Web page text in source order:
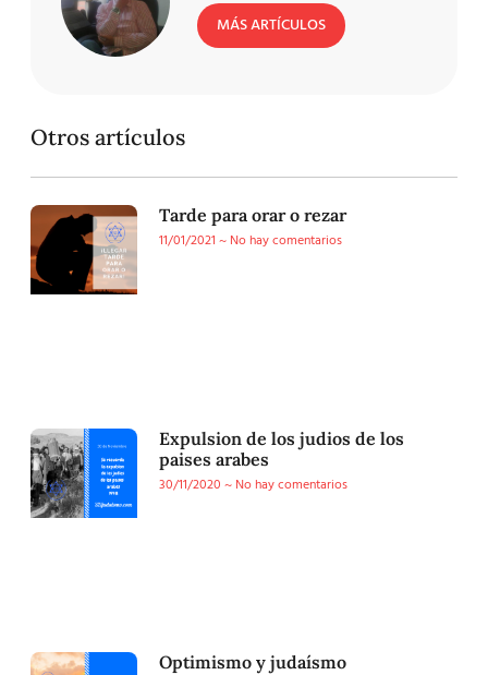
MÁS ARTÍCULOS
Otros artículos
Tarde para orar o rezar
11/01/2021
No hay comentarios
Expulsion de los judios de los
paises arabes
30/11/2020
No hay comentarios
Optimismo y judaísmo